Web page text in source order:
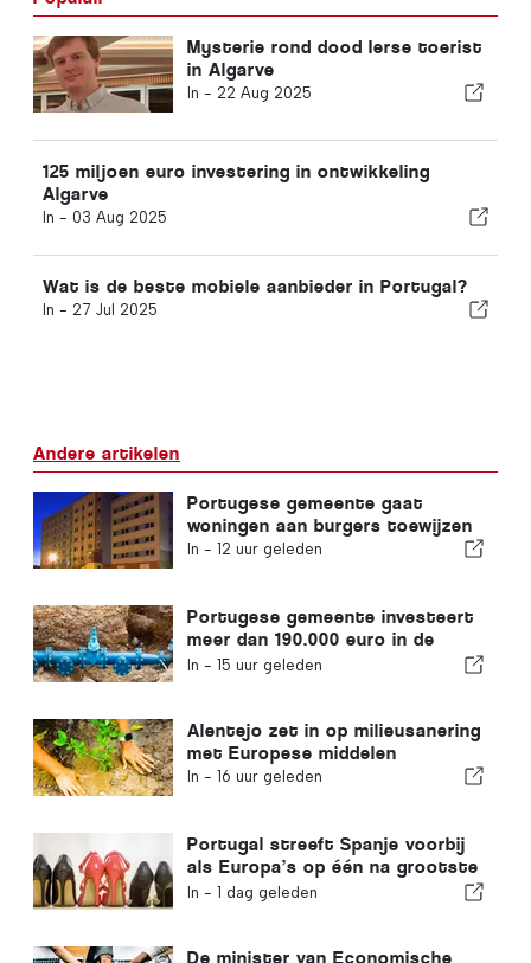
Mysterie rond dood Ierse toerist
in Algarve
In - 22 Aug 2025
125 miljoen euro investering in ontwikkeling
Algarve
In - 03 Aug 2025
Wat is de beste mobiele aanbieder in Portugal?
In - 27 Jul 2025
Andere artikelen
Portugese gemeente gaat
woningen aan burgers toewijzen
In - 12 uur geleden
Portugese gemeente investeert
meer dan 190.000 euro in de
watervoorziening
In - 15 uur geleden
Alentejo zet in op milieusanering
met Europese middelen
In - 16 uur geleden
Portugal streeft Spanje voorbij
als Europa’s op één na grootste
schoenenproducent
In - 1 dag geleden
De minister van Economische